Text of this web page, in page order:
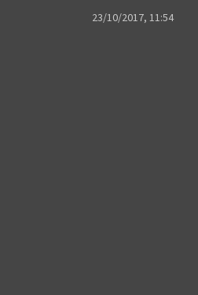
23/10/2017, 11:54